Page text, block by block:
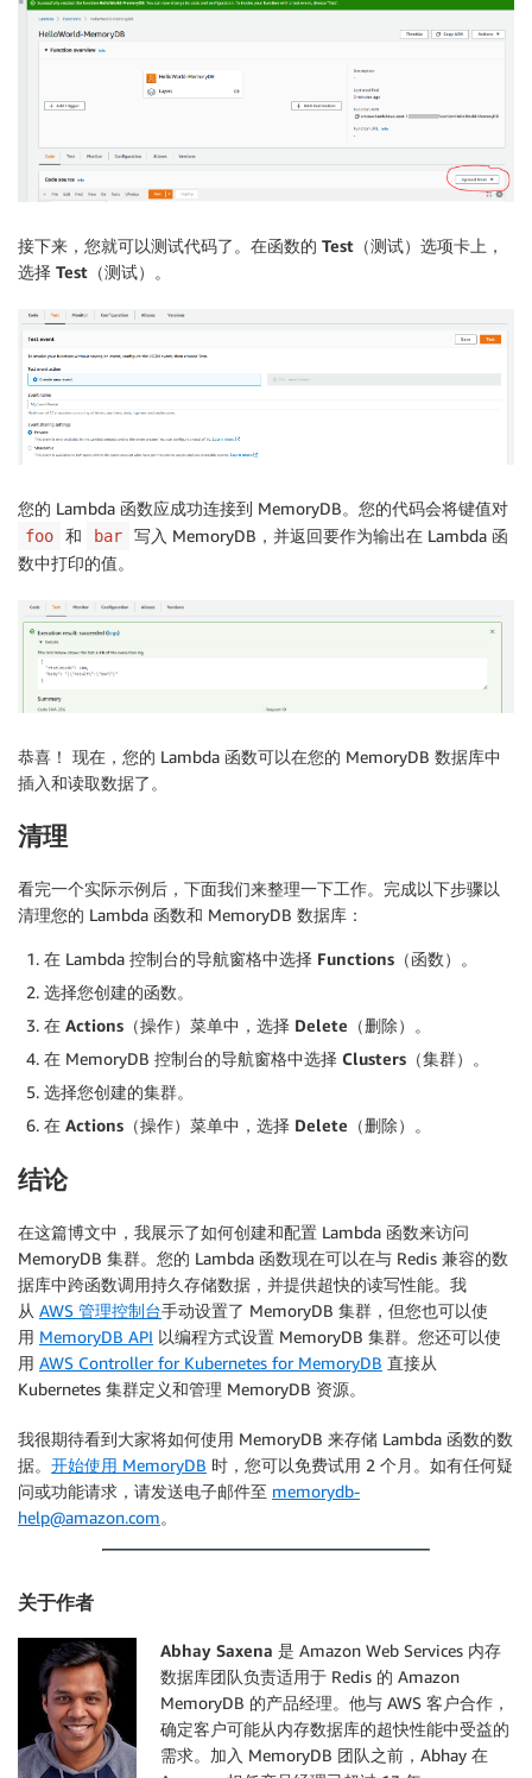
接下来，您就可以测试代码了。在函数的 Test （测试）选项卡上，
选择 Test （测试）。
您的 Lambda 函数应成功连接到 MemoryDB。您的代码会将键值对
foo 和 bar
写入 MemoryDB，并返回要作为输出在 Lambda 函
数中打印的值。
恭喜！ 现在，您的 Lambda 函数可以在您的 MemoryDB 数据库中
插入和读取数据了。
清理
看完一个实际示例后，下面我们来整理一下工作。完成以下步骤以
清理您的 Lambda 函数和 MemoryDB 数据库：
在 Lambda 控制台的导航窗格中选择 Functions （函数）。
选择您创建的函数。
在 Actions （操作）菜单中，选择 Delete （删除）。
在 MemoryDB 控制台的导航窗格中选择 Clusters （集群）。
选择您创建的集群。
在 Actions （操作）菜单中，选择 Delete （删除）。
结论
在这篇博文中，我展示了如何创建和配置 Lambda 函数来访问
MemoryDB 集群。您的 Lambda 函数现在可以在与 Redis 兼容的数
据库中跨函数调用持久存储数据，并提供超快的读写性能。我
从 AWS 管理控制台手动设置了 MemoryDB 集群，但您也可以使
用 MemoryDB API 以编程方式设置 MemoryDB 集群。您还可以使
用 AWS Controller for Kubernetes for MemoryDB 直接从
Kubernetes 集群定义和管理 MemoryDB 资源。
我很期待看到大家将如何使用 MemoryDB 来存储 Lambda 函数的数
据。 开始使用 MemoryDB 时，您可以免费试用 2 个月。如有任何疑
问或功能请求，请发送电子邮件至 memorydb-
help@amazon.com。
关于作者
Abhay Saxena 是 Amazon Web Services 内存
数据库团队负责适用于 Redis 的 Amazon
MemoryDB 的产品经理。他与 AWS 客户合作，
确定客户可能从内存数据库的超快性能中受益的
需求。加入 MemoryDB 团队之前，Abhay 在